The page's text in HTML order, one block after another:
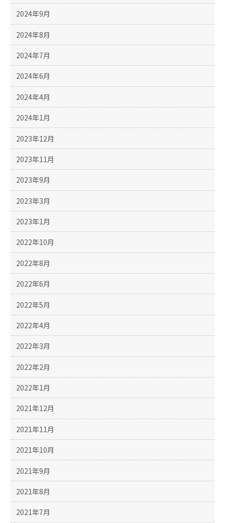
2024年9月
2024年8月
2024年7月
2024年6月
2024年4月
2024年1月
2023年12月
2023年11月
2023年9月
2023年3月
2023年1月
2022年10月
2022年8月
2022年6月
2022年5月
2022年4月
2022年3月
2022年2月
2022年1月
2021年12月
2021年11月
2021年10月
2021年9月
2021年8月
2021年7月